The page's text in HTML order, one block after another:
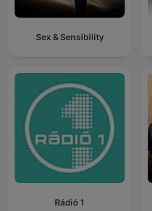
Sex & Sensibility
Rádió 1